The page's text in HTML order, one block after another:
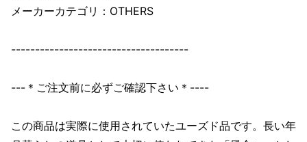
メーカーカテゴリ：OTHERS
-------------------------------------
---＊ご注文前に必ずご確認下さい＊----
この商品は実際に使用されていたユーズド品です。長い年